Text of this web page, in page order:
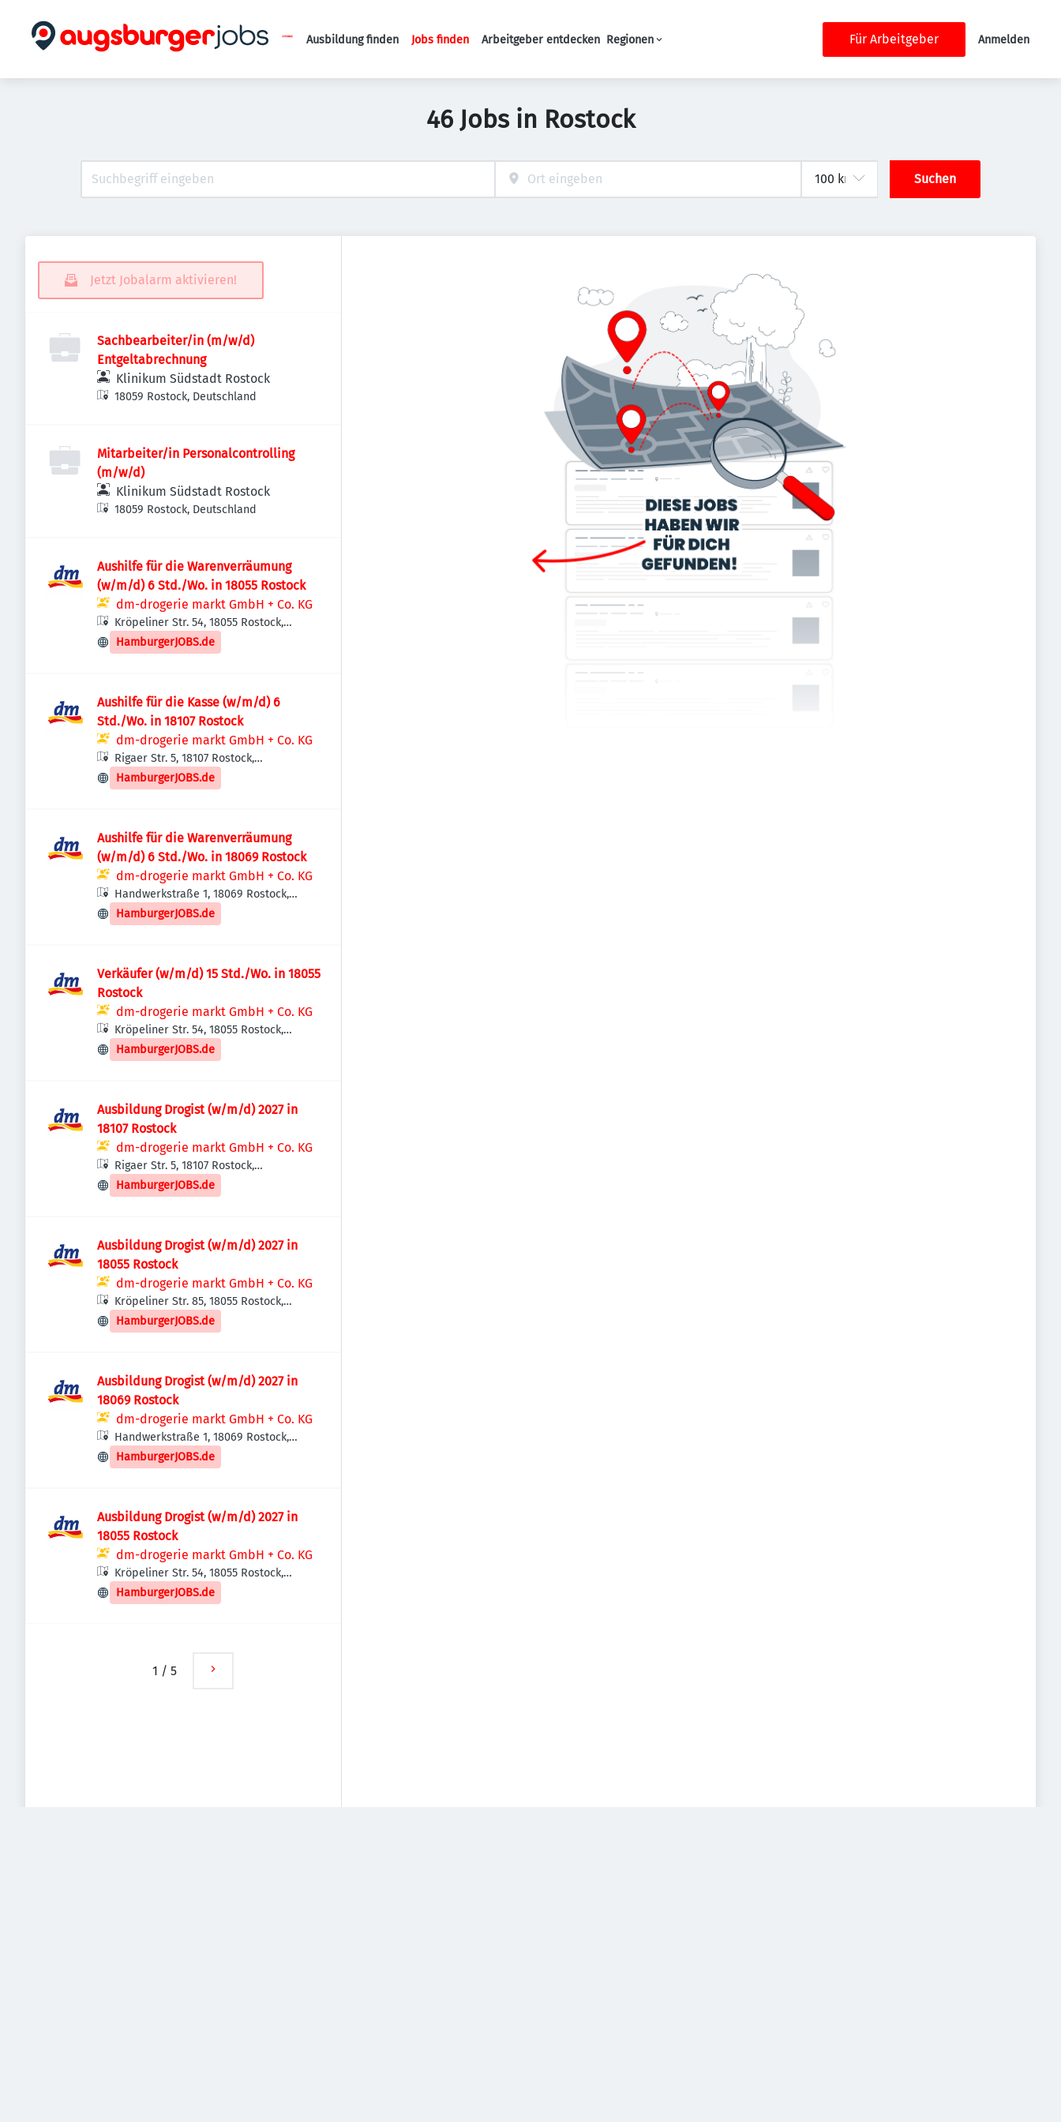
Haupt-Navigation
Ausbildung finden Jobs finden Arbeitgeber entdecken Regionen Für Arbeitgeber Anmelden
46 Jobs in Rostock
Suchen
Jetzt Jobalarm aktivieren!
Sachbearbeiter/in (m/w/d)
Entgeltabrechnung
Klinikum Südstadt Rostock
18059 Rostock, Deutschland
Mitarbeiter/in Personalcontrolling
(m/w/d)
Klinikum Südstadt Rostock
18059 Rostock, Deutschland
Aushilfe für die Warenverräumung
(w/m/d) 6 Std./Wo. in 18055 Rostock
dm-drogerie markt GmbH + Co. KG
Kröpeliner Str. 54, 18055 Rostock,
Deutschland
HamburgerJOBS.de
Aushilfe für die Kasse (w/m/d) 6
Std./Wo. in 18107 Rostock
dm-drogerie markt GmbH + Co. KG
Rigaer Str. 5, 18107 Rostock,
Deutschland
HamburgerJOBS.de
Aushilfe für die Warenverräumung
(w/m/d) 6 Std./Wo. in 18069 Rostock
dm-drogerie markt GmbH + Co. KG
Handwerkstraße 1, 18069 Rostock,
Deutschland
HamburgerJOBS.de
Verkäufer (w/m/d) 15 Std./Wo. in 18055
Rostock
dm-drogerie markt GmbH + Co. KG
Kröpeliner Str. 54, 18055 Rostock,
Deutschland
HamburgerJOBS.de
Ausbildung Drogist (w/m/d) 2027 in
18107 Rostock
dm-drogerie markt GmbH + Co. KG
Rigaer Str. 5, 18107 Rostock,
Deutschland
HamburgerJOBS.de
Ausbildung Drogist (w/m/d) 2027 in
18055 Rostock
dm-drogerie markt GmbH + Co. KG
Kröpeliner Str. 85, 18055 Rostock,
Deutschland
HamburgerJOBS.de
Ausbildung Drogist (w/m/d) 2027 in
18069 Rostock
dm-drogerie markt GmbH + Co. KG
Handwerkstraße 1, 18069 Rostock,
Deutschland
HamburgerJOBS.de
Ausbildung Drogist (w/m/d) 2027 in
18055 Rostock
dm-drogerie markt GmbH + Co. KG
Kröpeliner Str. 54, 18055 Rostock,
Deutschland
HamburgerJOBS.de
1 / 5